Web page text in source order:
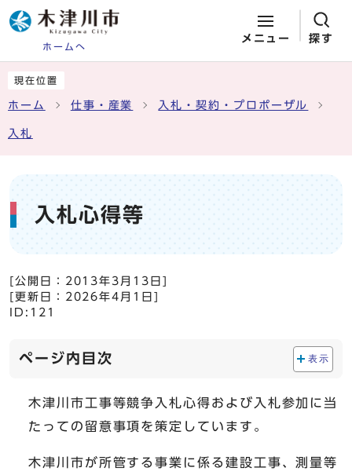
ホームへ
メニュー 探す
現在位置
ホーム 仕事・産業 入札・契約・プロポーザル
入札
入札心得等
[公開日： 2013年3月13日
[更新日： 2026年4月1日
ID:121
ページ内目次 表示
木津川市工事等競争入札心得および入札参加に当
たっての留意事項を策定しています。
木津川市が所管する事業に係る建設工事、測量等